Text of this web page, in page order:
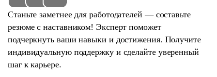
Станьте заметнее для работодателей — составьте
резюме с наставником! Эксперт поможет
подчеркнуть ваши навыки и достижения. Получите
индивидуальную поддержку и сделайте уверенный
шаг к карьере.